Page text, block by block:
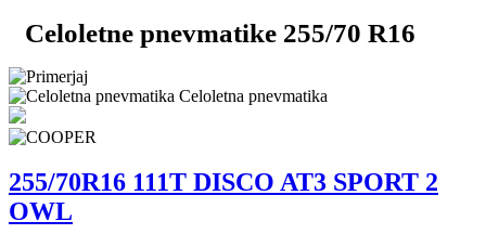
Celoletne pnevmatike 255/70 R16
Celoletna pnevmatika
255/70R16 111T DISCO AT3 SPORT 2
OWL